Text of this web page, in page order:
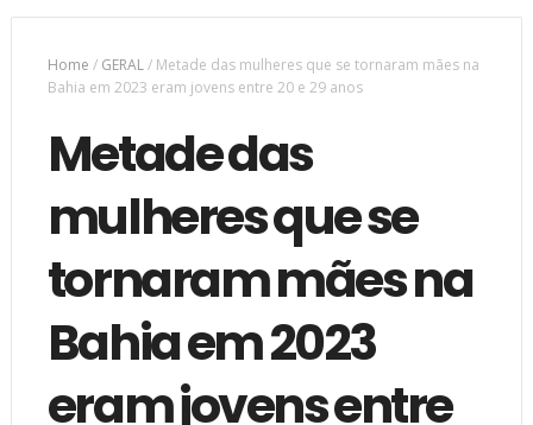
Home / GERAL/ Metade das mulheres que se tornaram mães na
Bahia em 2023 eram jovens entre 20 e 29 anos
Metade das
mulheres que se
tornaram mães na
Bahia em 2023
eram jovens entre